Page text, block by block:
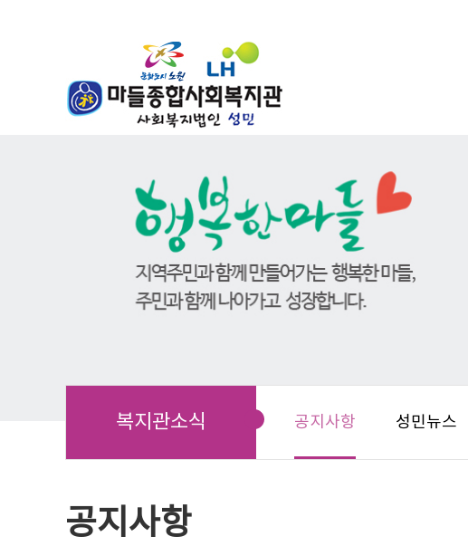
복지관소식 공지사항 성민뉴스
공지사항